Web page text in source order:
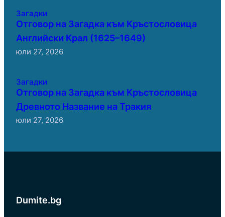
Загадки
Отговор на Загадка към Кръстословица
Английски Крал (1625–1649)
юли 27, 2026
Загадки
Отговор на Загадка към Кръстословица
Древното Название на Тракия
юли 27, 2026
Dumite.bg